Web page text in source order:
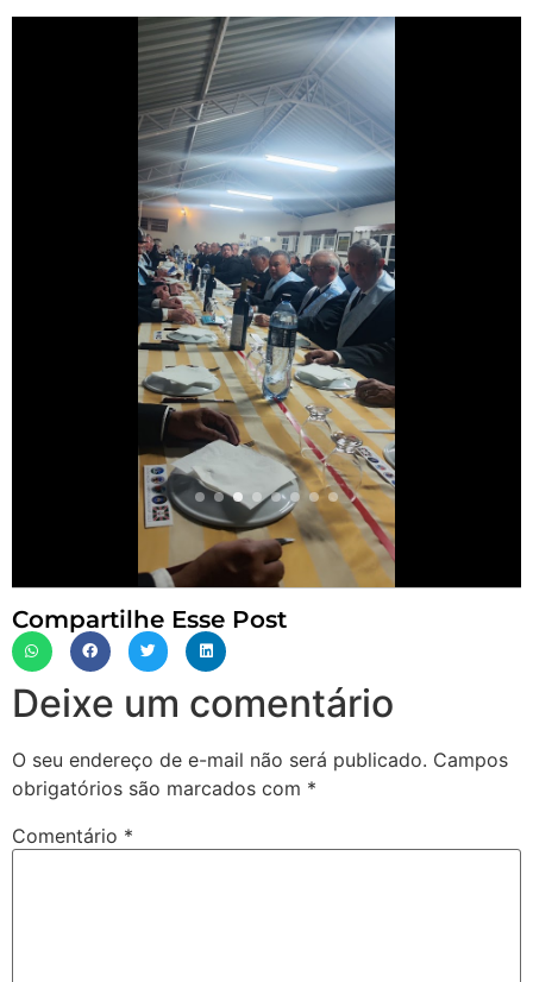
Compartilhe Esse Post
Deixe um comentário
O seu endereço de e-mail não será publicado. Campos
obrigatórios são marcados com *
Comentário *